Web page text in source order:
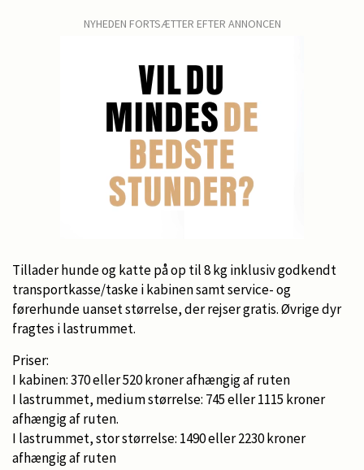
NYHEDEN FORTSÆTTER EFTER ANNONCEN
Tillader hunde og katte på op til 8 kg inklusiv godkendt
transportkasse/taske i kabinen samt service- og
førerhunde uanset størrelse, der rejser gratis. Øvrige dyr
fragtes i lastrummet.
Priser:
I kabinen: 370 eller 520 kroner afhængig af ruten
I lastrummet, medium størrelse: 745 eller 1115 kroner
afhængig af ruten.
I lastrummet, stor størrelse: 1490 eller 2230 kroner
afhængig af ruten